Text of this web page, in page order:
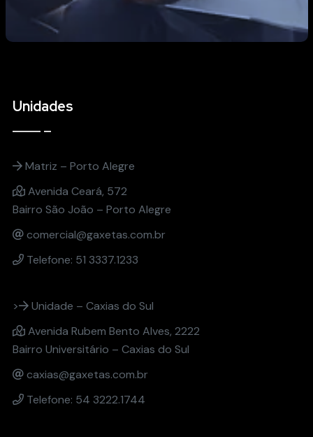
Unidades
Matriz – Porto Alegre
Avenida Ceará, 572
Bairro São João – Porto Alegre
comercial@gaxetas.com.br
Telefone: 51 3337.1233
>
Unidade – Caxias do Sul
Avenida Rubem Bento Alves, 2222
Bairro Universitário – Caxias do Sul
caxias@gaxetas.com.br
Telefone: 54 3222.1744